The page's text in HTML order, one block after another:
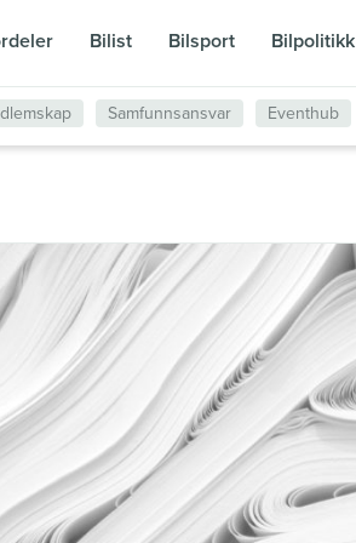
Bilist Bilsport Bilpolitikk
Samfunnsansvar Eventhub